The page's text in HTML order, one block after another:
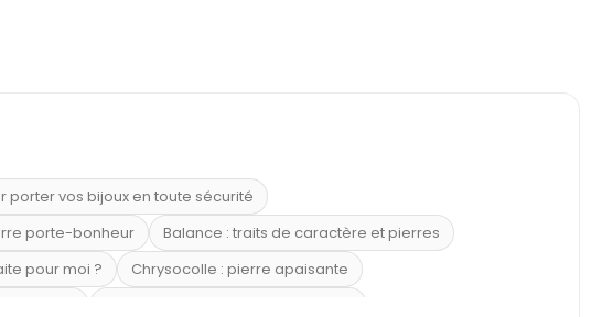
vos bijoux en toute sécurité
porte-bonheur
Balance : traits de caractère et pierres
pour moi ?
Chrysocolle : pierre apaisante